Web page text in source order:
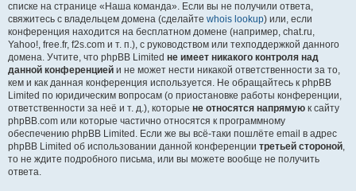
списке на странице «Наша команда». Если вы не получили ответа,
свяжитесь с владельцем домена (сделайте whois lookup) или, если
конференция находится на бесплатном домене (например, chat.ru,
Yahoo!, free.fr, f2s.com и т. п.), с руководством или техподдержкой данного
домена. Учтите, что phpBB Limited не имеет никакого контроля над
данной конференцией и не может нести никакой ответственности за то,
кем и как данная конференция используется. Не обращайтесь к phpBB
Limited по юридическим вопросам (о приостановке работы конференции,
ответственности за неё и т. д.), которые не относятся напрямую к сайту
phpBB.com или которые частично относятся к программному
обеспечению phpBB Limited. Если же вы всё-таки пошлёте email в адрес
phpBB Limited об использовании данной конференции третьей стороной,
то не ждите подробного письма, или вы можете вообще не получить
ответа.